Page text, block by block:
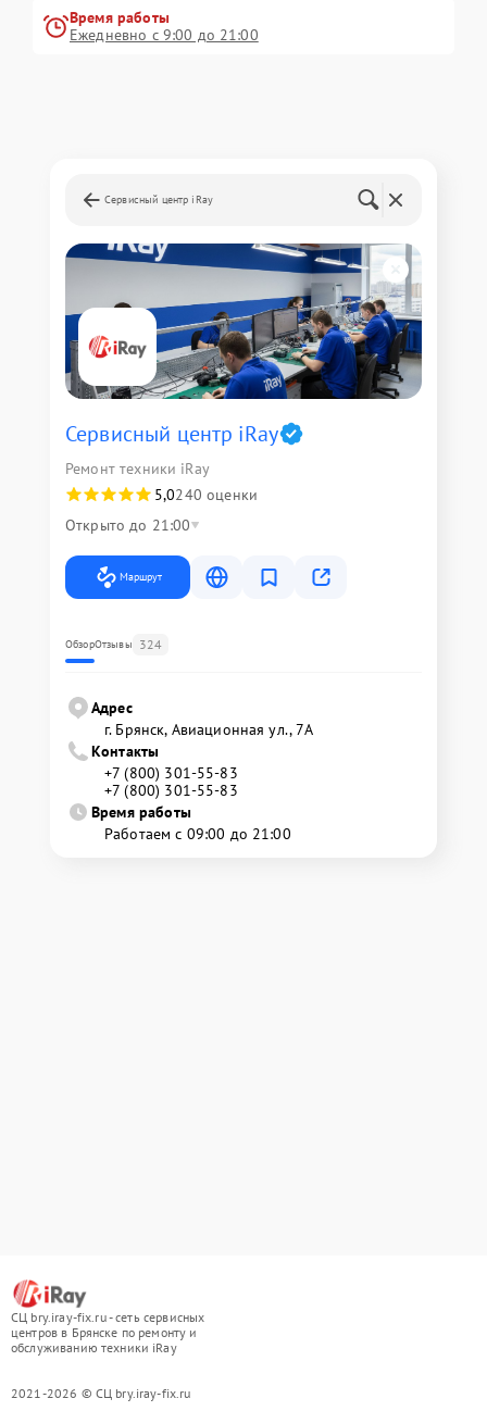
Время работы
Ежедневно с 9:00 до 21:00
Сервисный центр iRay
Сервисный центр iRay
Ремонт техники iRay
5,0240 оценки
Открыто до 21:00
Маршрут
ОбзорОтзывы 324
Адрес
г. Брянск, Авиационная ул., 7А
Контакты
+7 (800) 301-55-83
+7 (800) 301-55-83
Время работы
Работаем с 09:00 до 21:00
СЦ bry.iray-fix.ru - сеть сервисных
центров в Брянске по ремонту и
обслуживанию техники iRay
2021-2026 © СЦ bry.iray-fix.ru